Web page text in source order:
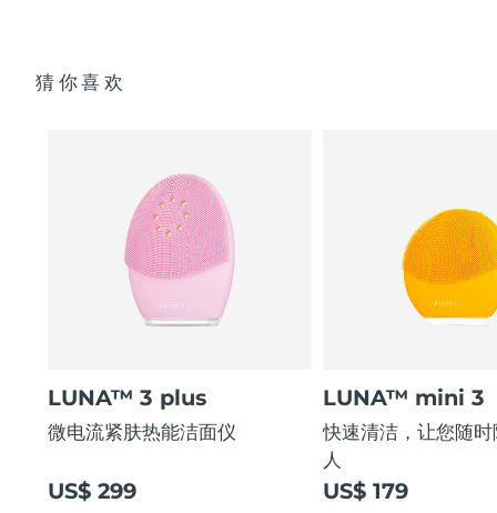
猜你喜欢
LUNA™ 3 plus
微电流紧肤热能洁面仪
US$ 299
LUNA™ mini 3
快速清洁，让您随
人
US$ 179